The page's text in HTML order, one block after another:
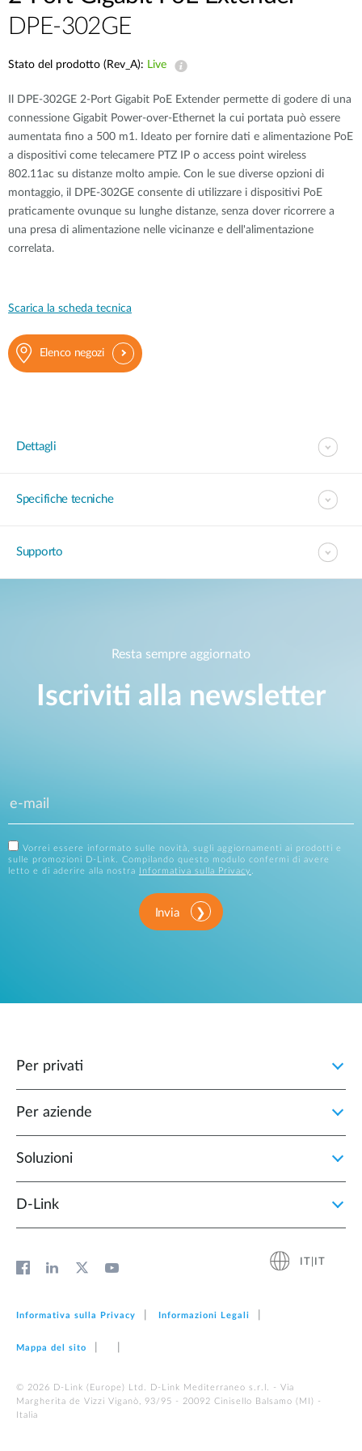
DPE-302GE
Stato del prodotto (Rev_A): Live
Il DPE-302GE 2-Port Gigabit PoE Extender permette di godere di una
connessione Gigabit Power-over-Ethernet la cui portata può essere
aumentata fino a 500 m1. Ideato per fornire dati e alimentazione PoE
a dispositivi come telecamere PTZ IP o access point wireless
802.11ac su distanze molto ampie. Con le sue diverse opzioni di
montaggio, il DPE-302GE consente di utilizzare i dispositivi PoE
praticamente ovunque su lunghe distanze, senza dover ricorrere a
una presa di alimentazione nelle vicinanze e dell'alimentazione
correlata.
Scarica la scheda tecnica
Elenco negozi
Dettagli
Specifiche tecniche
Supporto
Resta sempre aggiornato
Iscriviti alla newsletter
Vorrei essere informato sulle novità, sugli aggiornamenti ai prodotti e
sulle promozioni D-Link. Compilando questo modulo confermi di avere
letto e di aderire alla nostra
Informativa sulla Privacy .
Invia
Per privati
Per aziende
Soluzioni
D‑Link
Informativa sulla Privacy Informazioni Legali
Mappa del sito
© 2026 D‑Link (Europe) Ltd. D-Link Mediterraneo s.r.l. - Via
Margherita de Vizzi Viganò, 93/95 - 20092 Cinisello Balsamo (MI) -
Italia